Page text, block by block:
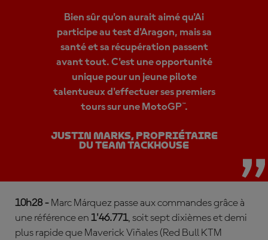
Bien sûr qu'on aurait aimé qu'Ai
participe au test d'Aragon, mais sa
santé et sa récupération passent
avant tout. C'est une opportunité
unique pour un jeune pilote
talentueux d'effectuer ses premiers
tours sur une MotoGP™.
Justin Marks, propriétaire
du team Tackhouse
10h28 - Marc Márquez passe aux commandes grâce à
une référence en 1'46.771, soit sept dixièmes et demi
plus rapide que Maverick Viñales (Red Bull KTM